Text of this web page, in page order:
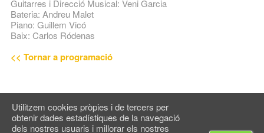
Guitarres i Direcció Musical: Veni Garcia
Bateria: Andreu Malet
Piano: Guillem Vicó
Baix: Carlos Ródenas
<< Tornar a programació
© Espai Maragall2026
Utilitzem cookies pròpies i de tercers per
obtenir dades estadístiques de la navegació
dels nostres usuaris i millorar els nostres